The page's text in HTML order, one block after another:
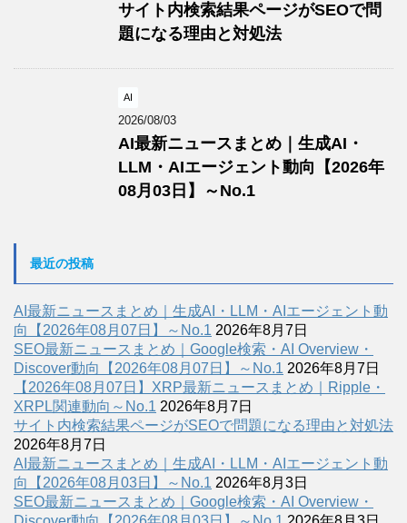
サイト内検索結果ページがSEOで問
題になる理由と対処法
AI
2026/08/03
AI最新ニュースまとめ｜生成AI・
LLM・AIエージェント動向【2026年
08月03日】～No.1
最近の投稿
AI最新ニュースまとめ｜生成AI・LLM・AIエージェント動
向【2026年08月07日】～No.1 2026年8月7日
SEO最新ニュースまとめ｜Google検索・AI Overview・
Discover動向【2026年08月07日】～No.1 2026年8月7日
【2026年08月07日】XRP最新ニュースまとめ｜Ripple・
XRPL関連動向～No.1 2026年8月7日
サイト内検索結果ページがSEOで問題になる理由と対処法
2026年8月7日
AI最新ニュースまとめ｜生成AI・LLM・AIエージェント動
向【2026年08月03日】～No.1 2026年8月3日
SEO最新ニュースまとめ｜Google検索・AI Overview・